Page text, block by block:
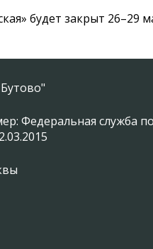
будет закрыт 26–29
Федеральная служба